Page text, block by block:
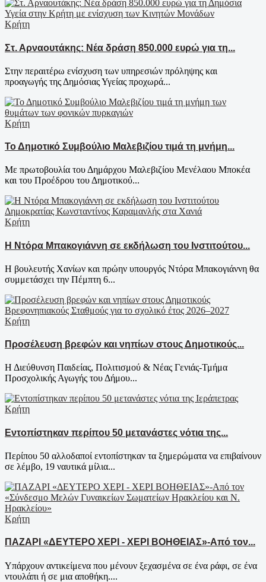
Κρήτη
Στ. Αρναουτάκης: Νέα δράση 850.000 ευρώ για τη...
Στην περαιτέρω ενίσχυση των υπηρεσιών πρόληψης και
προαγωγής της Δημόσιας Υγείας προχωρά...
Κρήτη
Το Δημοτικό Συμβούλιο Μαλεβιζίου τιμά τη μνήμη...
Με πρωτοβουλία του Δημάρχου Μαλεβιζίου Μενέλαου Μποκέα
και του Προέδρου του Δημοτικού...
Κρήτη
Η Ντόρα Μπακογιάννη σε εκδήλωση του Ινστιτούτου...
Η βουλευτής Χανίων και πρώην υπουργός Ντόρα Μπακογιάννη θα
συμμετάσχει την Πέμπτη 6...
Κρήτη
Προσέλευση βρεφών και νηπίων στους Δημοτικούς...
Η Διεύθυνση Παιδείας, Πολιτισμού & Νέας Γενιάς-Τμήμα
Προσχολικής Αγωγής του Δήμου...
Κρήτη
Εντοπίστηκαν περίπου 50 μετανάστες νότια της...
Περίπου 50 αλλοδαποί εντοπίστηκαν τα ξημερώματα να επιβαίνουν
σε λέμβο, 19 ναυτικά μίλια...
Κρήτη
ΠΑΖΑΡΙ «ΔΕΥΤΕΡΟ ΧΕΡΙ - ΧΕΡΙ ΒΟΗΘΕΙΑΣ»-Από τον...
Υπάρχουν αντικείμενα που μένουν ξεχασμένα σε ένα ράφι, σε ένα
ντουλάπι ή σε μια αποθήκη....